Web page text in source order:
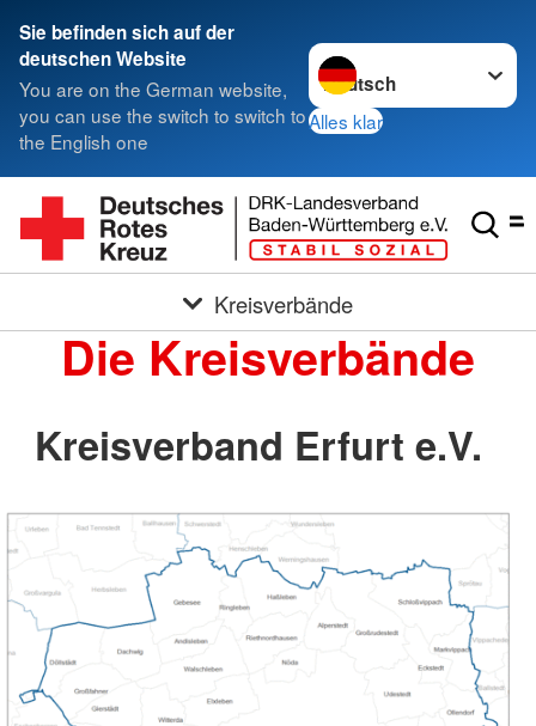
Sie befinden sich auf der
deutschen Website
You are on the German website,
you can use the switch to switch to
the English one
Sprache wechseln zu
Alles klar
Kreisverbände
Die Kreisverbände
Kreisverband Erfurt e.V.